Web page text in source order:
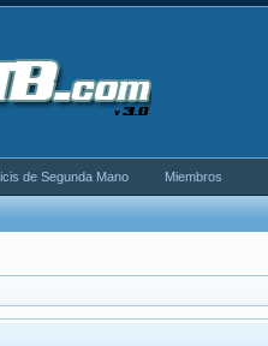
de Segunda Mano Miembros